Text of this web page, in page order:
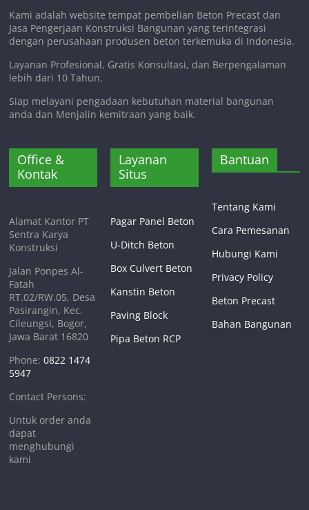
Kami adalah website tempat pembelian Beton Precast dan
Jasa Pengerjaan Konstruksi Bangunan yang terintegrasi
dengan perusahaan produsen beton terkemuka di Indonesia.
Layanan Profesional, Gratis Konsultasi, dan Berpengalaman
lebih dari 10 Tahun.
Siap melayani pengadaan kebutuhan material bangunan
anda dan Menjalin kemitraan yang baik.
Office &
Kontak
Alamat Kantor PT
Sentra Karya
Konstruksi
Jalan Ponpes Al-
Fatah
RT.02/RW.05, Desa
Pasirangin, Kec.
Cileungsi, Bogor,
Jawa Barat 16820
Phone:0822 1474
5947
Contact Persons:
Untuk order anda
dapat
menghubungi
kami
Layanan
Situs
Pagar Panel Beton
U-Ditch Beton
Box Culvert Beton
Kanstin Beton
Paving Block
Pipa Beton RCP
Bantuan
Tentang Kami
Cara Pemesanan
Hubungi Kami
Privacy Policy
Beton Precast
Bahan Bangunan